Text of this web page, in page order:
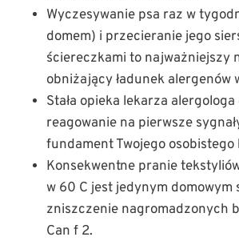
Wyczesywanie psa raz w
domem) i przecieranie jego
ściereczkami to najważniejszy
obniżający ładunek alergenów
Stała opieka lekarza
reagowanie na pierwsze
fundament Twojego
Konsekwentne pranie
w 60 C jest jedynym domowym
zniszczenie nagromadzonych
Can f 2.